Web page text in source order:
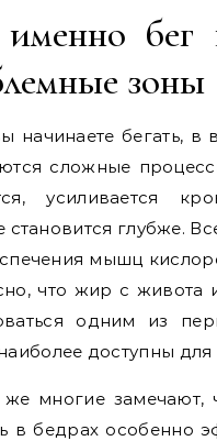
бег
зоны
начинаете бегать, в
сложные
усиливается
становится глубже.
мышц
что жир с живота
одним из
доступны для
многие замечают,
в бедрах особенно